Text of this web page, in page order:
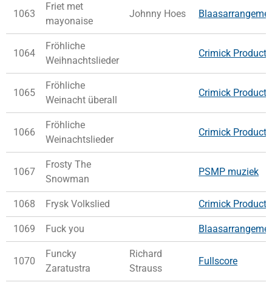
1063
Friet met
mayonaise
Johnny Hoes
1064
Fröhliche
Weihnachtslieder
Crimick
1065
Fröhliche
Weinacht überall
Crimick
1066
Fröhliche
Weinachtslieder
Crimick
1067
Frosty The
Snowman
PSMP muziek
1068 Frysk Volkslied Crimick
1069 Fuck you
1070
Funcky
Zaratustra
Richard
Strauss
Fullscore